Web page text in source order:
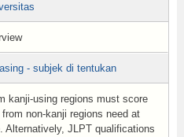
- subjek di tentukan
kanji-using regions must score
non-kanji regions need at
Alternatively, JLPT qualifications